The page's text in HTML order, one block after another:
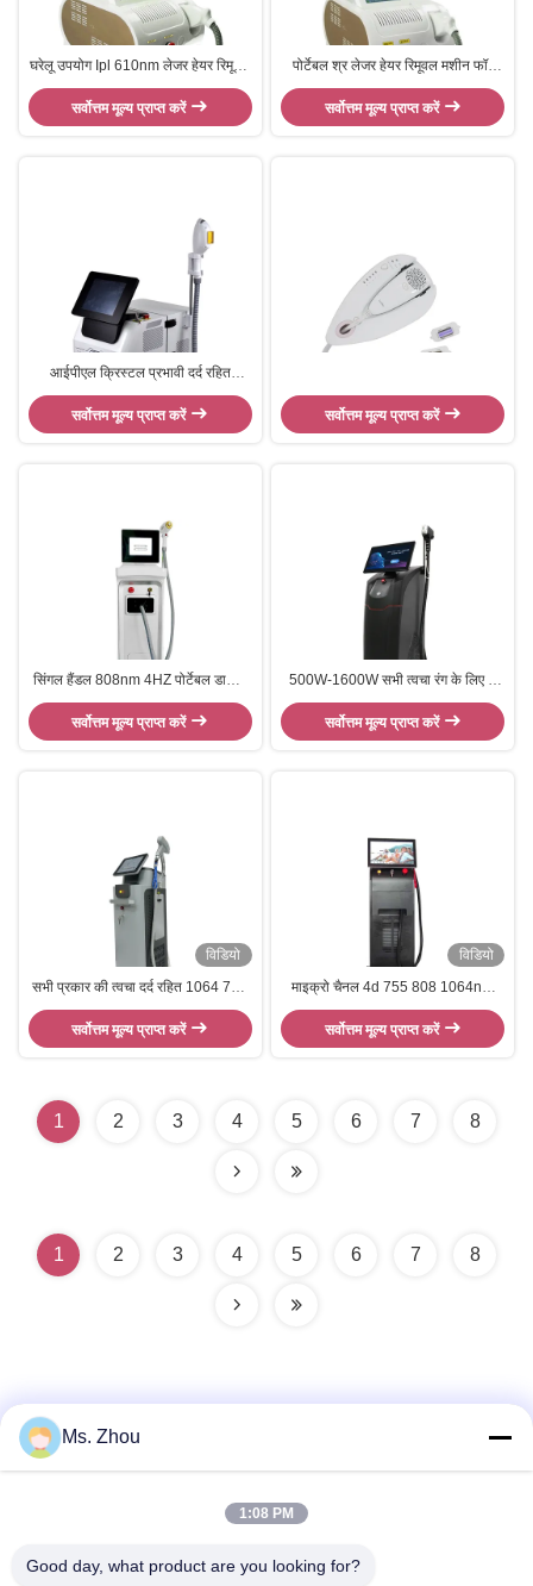
घरेलू उपयोग Ipl 610nm लेजर हेयर रिमूवल
मशीन स्थायी त्वचा कायाकल्प
सर्वोत्तम मूल्य प्राप्त करें
पोर्टेबल श्र लेजर हेयर रिमूवल मशीन फॉर
एक्ने ट्रीटमेंट स्पॉट रिमूवल
सर्वोत्तम मूल्य प्राप्त करें
आईपीएल क्रिस्टल प्रभावी दर्द रहित
आईपीएल लेजर बाल हटाने त्वचा कायाकल्प
उपकरण
सर्वोत्तम मूल्य प्राप्त करें सर्वोत्तम मूल्य प्राप्त करें
सिंगल हैंडल 808nm 4HZ पोर्टेबल डायोड
लेजर हेयर रिमूवल मशीन
सर्वोत्तम मूल्य प्राप्त करें
500W-1600W सभी त्वचा रंग के लिए 4
तरंग दैर्ध्य 808nm डायोड लेजर बाल हटाने
की मशीन
सर्वोत्तम मूल्य प्राप्त करें
विडियो
सभी प्रकार की त्वचा दर्द रहित 1064 755
808nm डायोड लेजर बाल हटाने की मशीन
सर्वोत्तम मूल्य प्राप्त करें
विडियो
माइक्रो चैनल 4d 755 808 1064nm
डायोड लेजर बाल हटाने की मशीन
सर्वोत्तम मूल्य प्राप्त करें
1 2 3 4 5 6 7 8
1 2 3 4 5 6 7 8
पता
Ms. Zhou
1:08 PM
Good day, what product are you looking for?